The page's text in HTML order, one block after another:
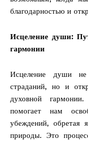
благодарностью и
Исцеление души:
гармонии
Исцеление души
страданий, но и
духовной
помогает нам
убеждений, обретая
природы. Это